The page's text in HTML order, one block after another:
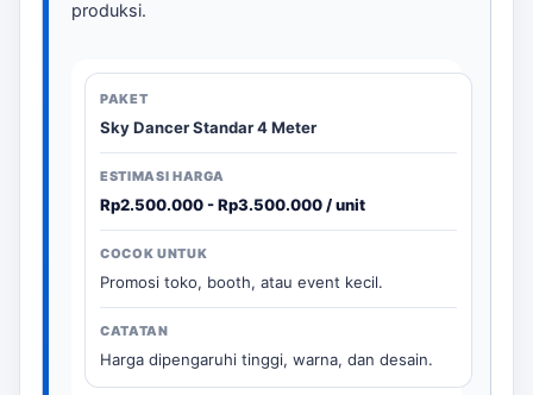
produksi.
Sky Dancer Standar 4 Meter
Rp2.500.000 - Rp3.500.000 / unit
Promosi toko, booth, atau event kecil.
Harga dipengaruhi tinggi, warna, dan desain.